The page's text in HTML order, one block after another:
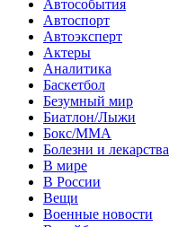
Автособытия
Автоспорт
Автоэксперт
Актеры
Аналитика
Баскетбол
Безумный мир
Биатлон/Лыжи
Бокс/MMA
Болезни и лекарства
В мире
В России
Вещи
Военные новости